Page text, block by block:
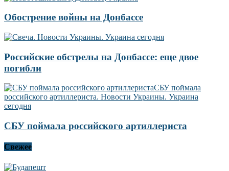
Обострение войны на Донбассе
Российские обстрелы на Донбассе: еще двое
погибли
СБУ поймала российского артиллериста
Свежее